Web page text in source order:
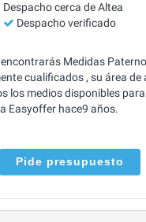
Despacho cerca de Altea
Despacho verificado
Medidas
cualificados , su área de
los medios disponibles
Easyoffer hace9 años.
Pide presupuesto